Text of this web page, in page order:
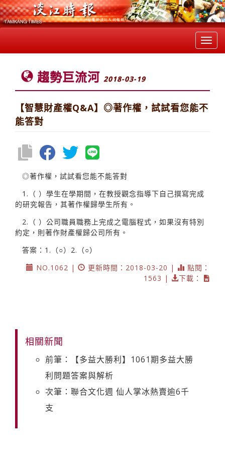
趨勢巨流河 2018-03-19
【智慧財產權Q&A】◎著作權，試試看您能不
能答對
◎著作權，試試看您能不能答對
1.（ ）學生在學期間，在教授觀念指導下自己撰寫完成
的研究報告，其著作權歸學生所有。
2.（ ）公司職員職務上完成之電腦程式，如果沒有特別
約定，則著作財產權歸公司所有。
答案：1.（○）2.（○）
NO.1062 |
更新時間：2018-03-20 |
點閱：
1563 |
下載：
相關新聞
前筆：【多益大勝利】1061期多益大勝
利問題答案與解析
次筆：聯合文化週 仙人掌冰熱賣逾6千
支